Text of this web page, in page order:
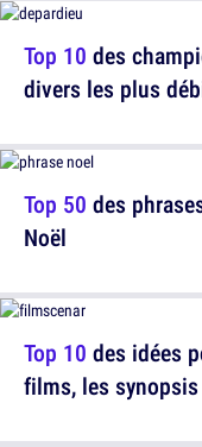
Top 10 des
divers les plus
Top 10 des idées
films, les
Top 50 des
Noël